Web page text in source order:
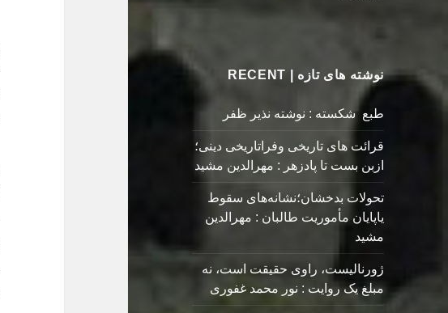
نوشته های تازه | RECENT
طبع شکسته : نوشته نذیر ظفر
قرائت های تاریخی وفراتاریخی دینی؛
ازبن بست تا پادزهر : مهرالدین مشید
تحولات بدخشان؛نشانه‌های سقوط
یاپایان مأموریت طالبان : مهرالدین
مشید
ژورنالیست، راوی حقیقت است، نه
مبلغ یک روایت : نور محمد غفوری